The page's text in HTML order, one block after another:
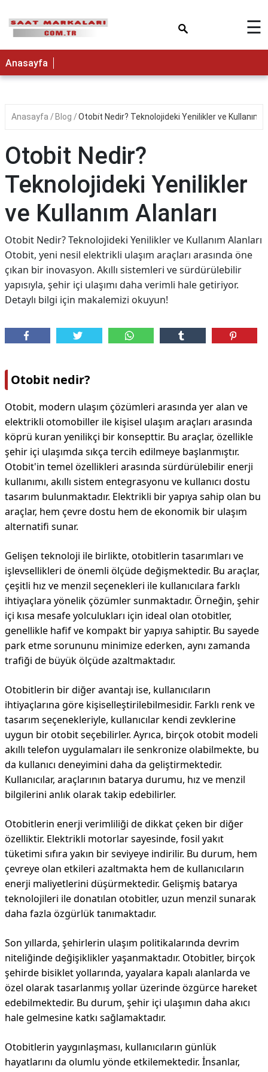
☰
Anasayfa
Anasayfa Blog Otobi̇t Nedir? Teknolojideki Yenilikler ve Kullanım
Otobi̇t Nedir?
Teknolojideki Yenilikler
ve Kullanım Alanları
Otobi̇t Nedir? Teknolojideki Yenilikler ve Kullanım Alanları
Otobi̇t, yeni nesil elektrikli ulaşım araçları arasında öne
çıkan bir inovasyon. Akıllı sistemleri ve sürdürülebilir
yapısıyla, şehir içi ulaşımı daha verimli hale getiriyor.
Detaylı bilgi için makalemizi okuyun!
Otobi̇t nedir?
Otobi̇t, modern ulaşım çözümleri arasında yer alan ve
elektrikli otomobiller ile kişisel ulaşım araçları arasında
köprü kuran yenilikçi bir konsepttir. Bu araçlar, özellikle
şehir içi ulaşımda sıkça tercih edilmeye başlanmıştır.
Otobi̇t'in temel özellikleri arasında sürdürülebilir enerji
kullanımı, akıllı sistem entegrasyonu ve kullanıcı dostu
tasarım bulunmaktadır. Elektrikli bir yapıya sahip olan bu
araçlar, hem çevre dostu hem de ekonomik bir ulaşım
alternatifi sunar.
Gelişen teknoloji ile birlikte, otobi̇tlerin tasarımları ve
işlevsellikleri de önemli ölçüde değişmektedir. Bu araçlar,
çeşitli hız ve menzil seçenekleri ile kullanıcılara farklı
ihtiyaçlara yönelik çözümler sunmaktadır. Örneğin, şehir
içi kısa mesafe yolculukları için ideal olan otobi̇tler,
genellikle hafif ve kompakt bir yapıya sahiptir. Bu sayede
park etme sorununu minimize ederken, aynı zamanda
trafiği de büyük ölçüde azaltmaktadır.
Otobi̇tlerin bir diğer avantajı ise, kullanıcıların
ihtiyaçlarına göre kişiselleştirilebilmesidir. Farklı renk ve
tasarım seçenekleriyle, kullanıcılar kendi zevklerine
uygun bir otobi̇t seçebilirler. Ayrıca, birçok otobi̇t modeli
akıllı telefon uygulamaları ile senkronize olabilmekte, bu
da kullanıcı deneyimini daha da geliştirmektedir.
Kullanıcılar, araçlarının batarya durumu, hız ve menzil
bilgilerini anlık olarak takip edebilirler.
Otobi̇tlerin enerji verimliliği de dikkat çeken bir diğer
özelliktir. Elektrikli motorlar sayesinde, fosil yakıt
tüketimi sıfıra yakın bir seviyeye indirilir. Bu durum, hem
çevreye olan etkileri azaltmakta hem de kullanıcıların
enerji maliyetlerini düşürmektedir. Gelişmiş batarya
teknolojileri ile donatılan otobi̇tler, uzun menzil sunarak
daha fazla özgürlük tanımaktadır.
Son yıllarda, şehirlerin ulaşım politikalarında devrim
niteliğinde değişiklikler yaşanmaktadır. Otobi̇tler, birçok
şehirde bisiklet yollarında, yayalara kapalı alanlarda ve
özel olarak tasarlanmış yollar üzerinde özgürce hareket
edebilmektedir. Bu durum, şehir içi ulaşımın daha akıcı
hale gelmesine katkı sağlamaktadır.
Otobi̇tlerin yaygınlaşması, kullanıcıların günlük
hayatlarını da olumlu yönde etkilemektedir. İnsanlar,